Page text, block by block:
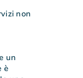
non
un
è